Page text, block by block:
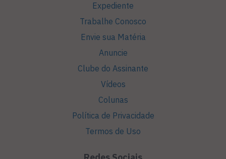
Expediente
Trabalhe Conosco
Envie sua Matéria
Anuncie
Clube do Assinante
Vídeos
Colunas
Política de Privacidade
Termos de Uso